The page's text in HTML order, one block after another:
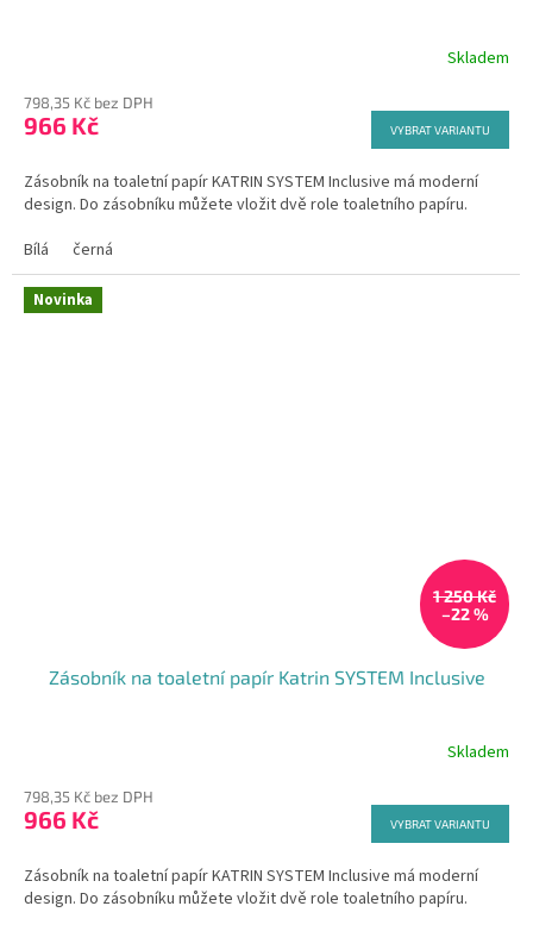
produktu
je
z
5
hvězdiček.
Skladem
798,35 Kč bez DPH
966 Kč VYBRAT VARIANTU
Zásobník na toaletní papír KATRIN SYSTEM Inclusive má moderní
design. Do zásobníku můžete vložit dvě role toaletního papíru.
Bílá
černá
Novinka
1 250 Kč
–22 %
Zásobník na toaletní papír Katrin SYSTEM Inclusive
Skladem
798,35 Kč bez DPH
966 Kč VYBRAT VARIANTU
Zásobník na toaletní papír KATRIN SYSTEM Inclusive má moderní
design. Do zásobníku můžete vložit dvě role toaletního papíru.